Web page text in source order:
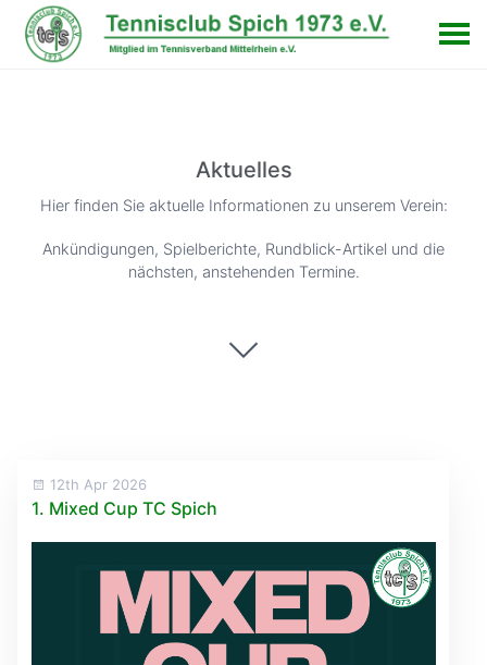
Aktuelles
Hier finden Sie aktuelle Informationen zu unserem Verein:
Ankündigungen, Spielberichte, Rundblick-Artikel und die
nächsten, anstehenden Termine.
12th Apr 2026
1. Mixed Cup TC Spich